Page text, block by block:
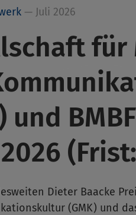
— Juli 2026
und
Dieter Baacke
(GMK) und